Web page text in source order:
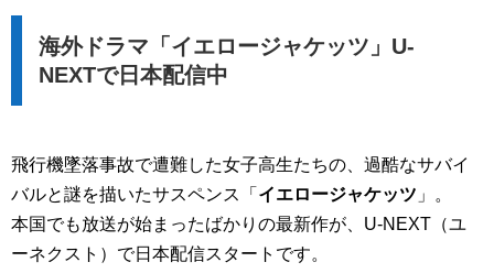
海外ドラマ「イエロージャケッツ」U-
NEXTで日本配信中
飛行機墜落事故で遭難した女子高生たちの、過酷なサバイ
バルと謎を描いたサスペンス「 イエロージャケッツ 」。
本国でも放送が始まったばかりの最新作が、U-NEXT（ユ
ーネクスト）で日本配信スタートです。